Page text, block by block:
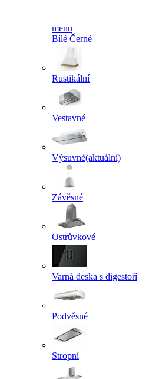
menu
Bílé Černé
Rustikální
Vestavné
Výsuvné(aktuální)
Závěsné
Ostrůvkové
Varná deska s digestoří
Podvěsné
Stropní